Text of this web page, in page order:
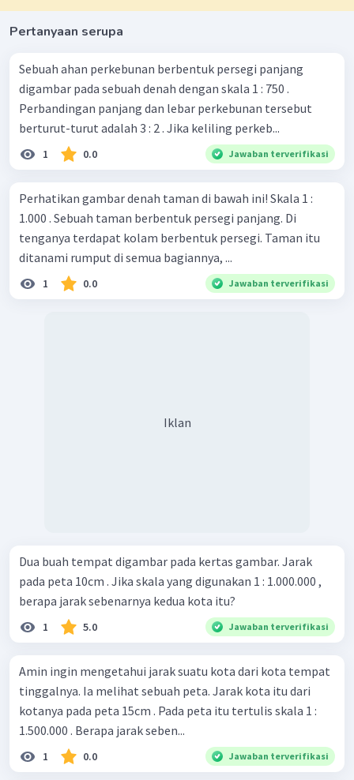
Pertanyaan serupa
Sebuah ahan perkebunan berbentuk persegi panjang
digambar pada sebuah denah dengan skala 1 : 750 .
Perbandingan panjang dan lebar perkebunan tersebut
berturut-turut adalah 3 : 2 . Jika keliling perkeb...
1 0.0 Jawaban terverifikasi
Perhatikan gambar denah taman di bawah ini! Skala 1 :
1.000 . Sebuah taman berbentuk persegi panjang. Di
tenganya terdapat kolam berbentuk persegi. Taman itu
ditanami rumput di semua bagiannya, ...
1 0.0 Jawaban terverifikasi
Iklan
Dua buah tempat digambar pada kertas gambar. Jarak
pada peta 10cm . Jika skala yang digunakan 1 : 1.000.000 ,
berapa jarak sebenarnya kedua kota itu?
1 5.0 Jawaban terverifikasi
Amin ingin mengetahui jarak suatu kota dari kota tempat
tinggalnya. Ia melihat sebuah peta. Jarak kota itu dari
kotanya pada peta 15cm . Pada peta itu tertulis skala 1 :
1.500.000 . Berapa jarak seben...
1 0.0 Jawaban terverifikasi